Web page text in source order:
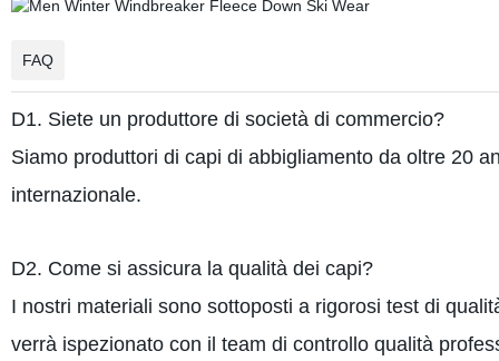
FAQ
D1. Siete un produttore di società di commercio?
Siamo produttori di capi di abbigliamento da oltre 20
internazionale.
D2. Come si assicura la qualità dei capi?
I nostri materiali sono sottoposti a rigorosi test di
verrà ispezionato con il team di controllo qualità